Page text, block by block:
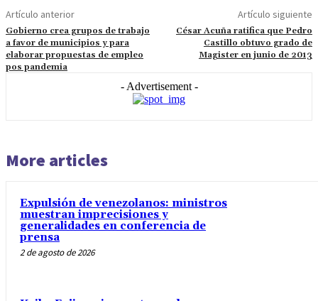
Artículo anterior
Gobierno crea grupos de trabajo
a favor de municipios y para
elaborar propuestas de empleo
pos pandemia
Artículo siguiente
César Acuña ratifica que Pedro
Castillo obtuvo grado de
Magister en junio de 2013
- Advertisement -
More articles
Expulsión de venezolanos: ministros
muestran imprecisiones y
generalidades en conferencia de
prensa
2 de agosto de 2026